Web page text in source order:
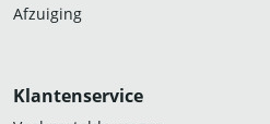
Afzuiging
Klantenservice